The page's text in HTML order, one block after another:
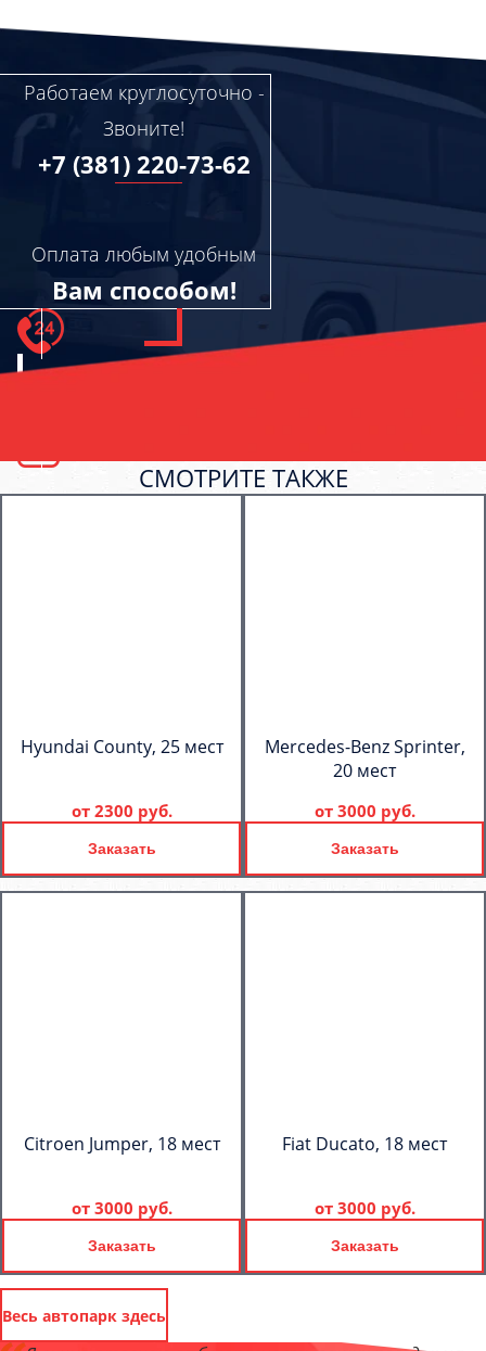
Работаем круглосуточно -
Звоните!
+7 (381) 220-73-62
Оплата любым удобным
Вам способом!
СМОТРИТЕ ТАКЖЕ
Hyundai County, 25 мест
от 2300 руб.
Заказать
Mercedes-Benz Sprinter,
20 мест
от 3000 руб.
Заказать
Citroen Jumper, 18 мест
от 3000 руб.
Заказать
Fiat Ducato, 18 мест
от 3000 руб.
Заказать
Весь автопарк здесь